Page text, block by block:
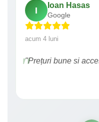
I
Ioan Hasas
Google
acum 4 luni
"Prețuri bune si